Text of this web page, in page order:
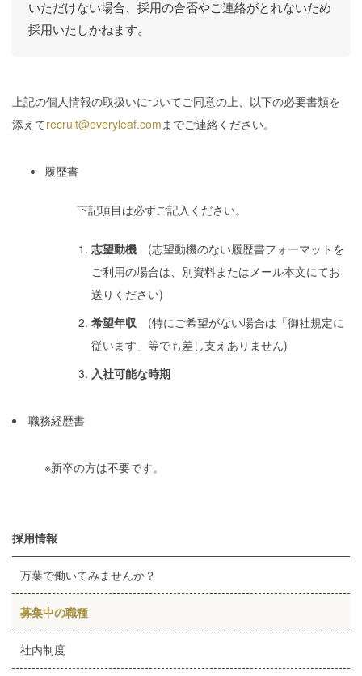
いただけない場合、採用の合否やご連絡がとれないため
上記の個人情報の取扱いについてご同意の上、以下の必要書類を
添えてrecruit@everyleaf.comまでご連絡ください。
履歴書
下記項目は必ずご記入ください。
志望動機 (志望動機のない履歴書フォーマットを
ご利用の場合は、別資料またはメール本文にてお
送りください)
希望年収 (特にご希望がない場合は「御社規定に
従います」等でも差し支えありません)
入社可能な時期
職務経歴書
※新卒の方は不要です。
採用情報
万葉で働いてみませんか？
募集中の職種
社内制度